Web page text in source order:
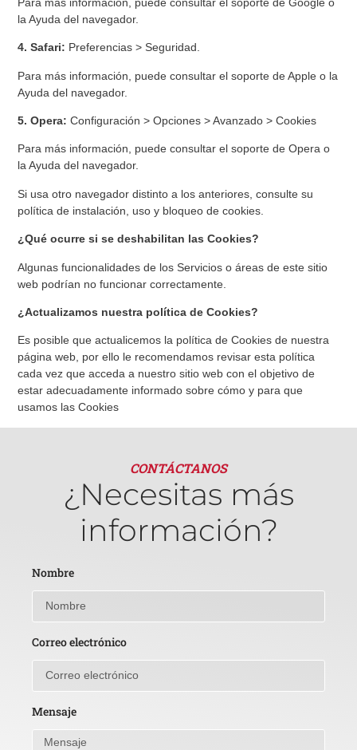
la Ayuda del navegador.
4. Safari: Preferencias > Seguridad.
Para más información, puede consultar el soporte de Apple o la
Ayuda del navegador.
5. Opera: Configuración > Opciones > Avanzado > Cookies
Para más información, puede consultar el soporte de Opera o
la Ayuda del navegador.
Si usa otro navegador distinto a los anteriores, consulte su
política de instalación, uso y bloqueo de cookies.
¿Qué ocurre si se deshabilitan las Cookies?
Algunas funcionalidades de los Servicios o áreas de este sitio
web podrían no funcionar correctamente.
¿Actualizamos nuestra política de Cookies?
Es posible que actualicemos la política de Cookies de nuestra
página web, por ello le recomendamos revisar esta política
cada vez que acceda a nuestro sitio web con el objetivo de
estar adecuadamente informado sobre cómo y para que
usamos las Cookies
¿Necesitas más
información?
CONTÁCTANOS
Nombre
Correo electrónico
Mensaje